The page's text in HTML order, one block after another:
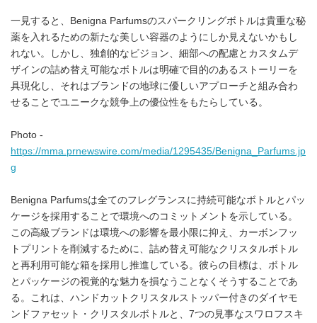
一見すると、Benigna Parfumsのスパークリングボトルは貴重な秘
薬を入れるための新たな美しい容器のようにしか見えないかもし
れない。しかし、独創的なビジョン、細部への配慮とカスタムデ
ザインの詰め替え可能なボトルは明確で目的のあるストーリーを
具現化し、それはブランドの地球に優しいアプローチと組み合わ
せることでユニークな競争上の優位性をもたらしている。
Photo -
https://mma.prnewswire.com/media/1295435/Benigna_Parfums.jp
g
Benigna Parfumsは全てのフレグランスに持続可能なボトルとパッ
ケージを採用することで環境へのコミットメントを示している。
この高級ブランドは環境への影響を最小限に抑え、カーボンフッ
トプリントを削減するために、詰め替え可能なクリスタルボトル
と再利用可能な箱を採用し推進している。彼らの目標は、ボトル
とパッケージの視覚的な魅力を損なうことなくそうすることであ
る。これは、ハンドカットクリスタルストッパー付きのダイヤモ
ンドファセット・クリスタルボトルと、7つの見事なスワロフスキ